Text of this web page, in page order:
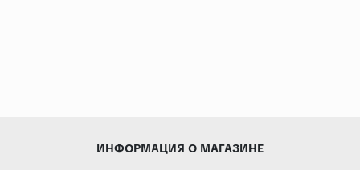
ИНФОРМАЦИЯ О МАГАЗИНЕ